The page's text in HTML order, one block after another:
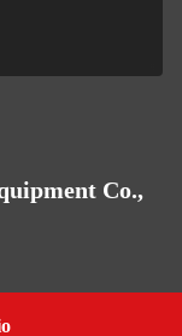
Co.,
Ltd.